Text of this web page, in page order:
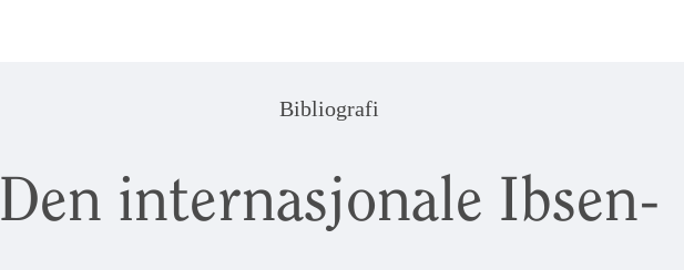
Bibliografi
Den internasjonale Ibsen-